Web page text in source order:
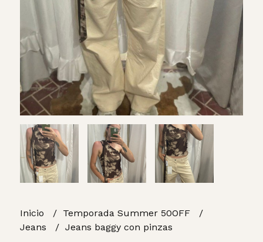
Inicio
Temporada Summer 50OFF
Jeans
Jeans baggy con pinzas